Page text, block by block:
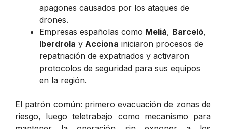
apagones causados por los ataques de
drones.
Empresas españolas como Meliá, Barceló,
Iberdrola y Acciona iniciaron procesos de
repatriación de expatriados y activaron
protocolos de seguridad para sus equipos
en la región.
El patrón común: primero evacuación de zonas de
riesgo, luego teletrabajo como mecanismo para